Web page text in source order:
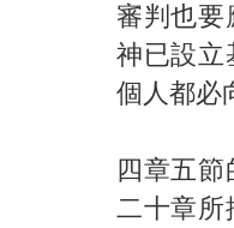
審判也要
神已設立
個人都必
四章五
二十章所